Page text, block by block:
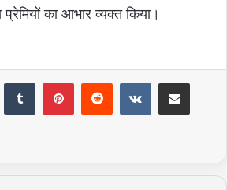
प्रेमियों का आभार व्यक्त किया।